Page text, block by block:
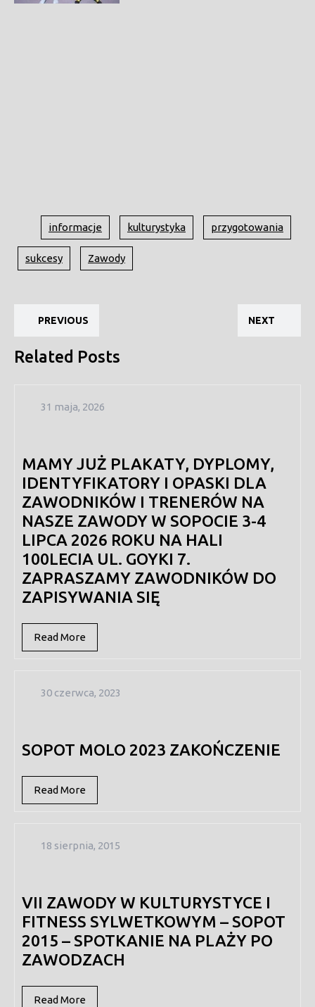
informacje kulturystyka przygotowania
sukcesy Zawody
wpisu
PREVIOUS NEXT
Related Posts
31 maja, 202631
MAMY JUŻ PLAKATY, DYPLOMY,
IDENTYFIKATORY I OPASKI DLA
ZAWODNIKÓW I TRENERÓW NA
NASZE ZAWODY W SOPOCIE 3-4
LIPCA 2026 ROKU NA HALI
100LECIA UL. GOYKI 7.
ZAPRASZAMY ZAWODNIKÓW DO
ZAPISYWANIA SIĘ
Read More
More
30 czerwca, 2023
SOPOT MOLO 2023 ZAKOŃCZENIE
Read More
More
18 sierpnia, 201518
VII ZAWODY W KULTURYSTYCE I
FITNESS SYLWETKOWYM – SOPOT
2015 – SPOTKANIE NA PLAŻY PO
ZAWODZACH
Read More